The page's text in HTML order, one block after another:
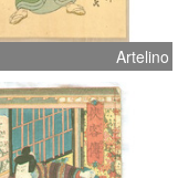
Artelino